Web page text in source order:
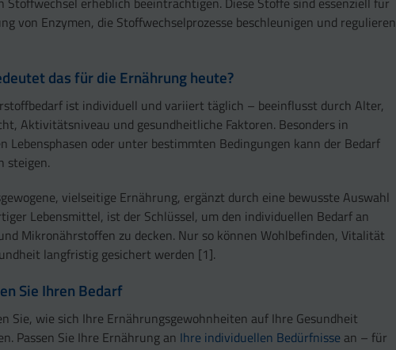
von Enzymen, die Stoffwechselprozesse beschleunigen und regulieren
das für die Ernährung heute?
ist individuell und variiert täglich – beeinflusst durch Alter,
Aktivitätsniveau und gesundheitliche Faktoren. Besonders in
Lebensphasen oder unter bestimmten Bedingungen kann der Bedarf
steigen.
vielseitige Ernährung, ergänzt durch eine bewusste Auswahl
Lebensmittel, ist der Schlüssel, um den individuellen Bedarf an
Mikronährstoffen zu decken. Nur so können Wohlbefinden, Vitalität
langfristig gesichert werden [1].
Sie Ihren Bedarf
Sie, wie sich Ihre Ernährungsgewohnheiten auf Ihre Gesundheit
Passen Sie Ihre Ernährung an Ihre individuellen Bedürfnisse an – für